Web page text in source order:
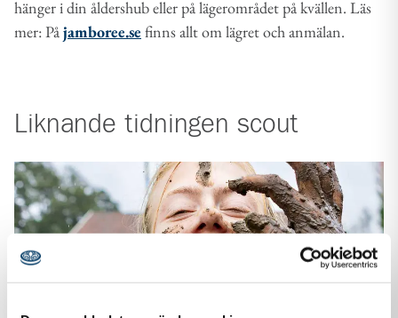
hänger i din åldershub eller på lägerområdet på kvällen. Läs
mer: Påjamboree.se finns allt om lägret och anmälan.
Liknande tidningen scout